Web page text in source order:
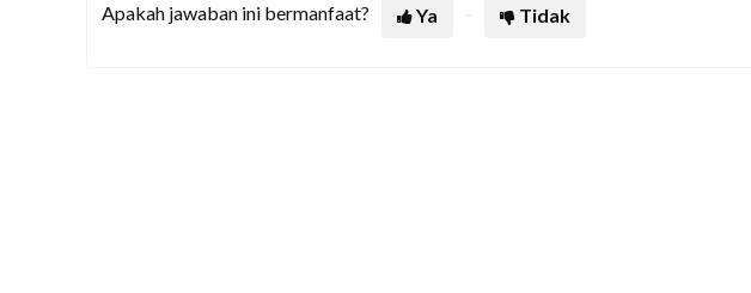
Apakah jawaban ini bermanfaat? Ya Tidak